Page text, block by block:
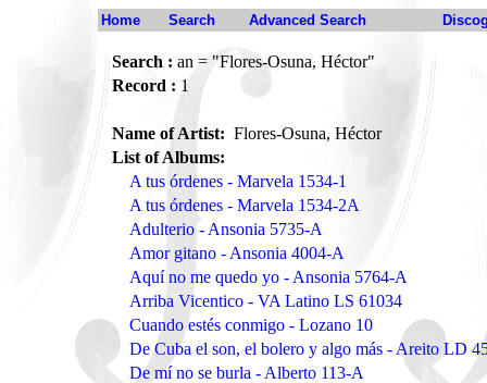
Home Search Advanced Search
Search : an = "Flores-Osuna, Héctor"
Record : 1
Name of Artist: Flores-Osuna, Héctor
List of Albums:
A tus órdenes - Marvela 1534-1
A tus órdenes - Marvela 1534-2A
Adulterio - Ansonia 5735-A
Amor gitano - Ansonia 4004-A
Aquí no me quedo yo - Ansonia 5764-A
Arriba Vicentico - VA Latino LS 61034
Cuando estés conmigo - Lozano 10
De Cuba el son, el bolero y algo más - Areito LD
De mí no se burla - Alberto 113-A